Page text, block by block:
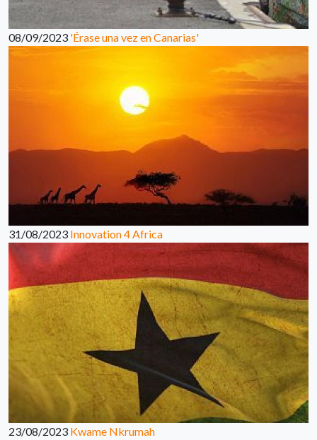
08/09/2023 'Érase una vez en Canarias'
31/08/2023 Innovation 4 Africa
23/08/2023 Kwame Nkrumah